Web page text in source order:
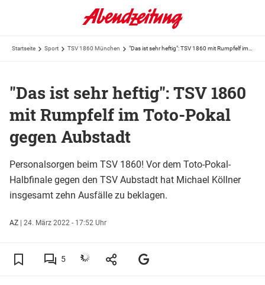
Startseite Sport TSV 1860 München
"Das ist sehr heftig": TSV 1860
mit Rumpfelf im Toto-Pokal
gegen Aubstadt
Personalsorgen beim TSV 1860! Vor dem Toto-Pokal-
Halbfinale gegen den TSV Aubstadt hat Michael Köllner
insgesamt zehn Ausfälle zu beklagen.
AZ | 24. März 2022 - 17:52 Uhr
5